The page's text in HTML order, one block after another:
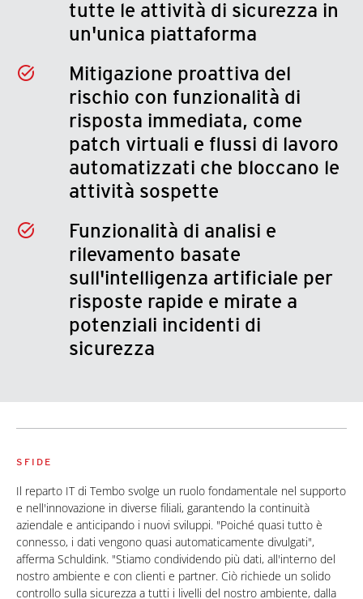
tutte le attività di sicurezza in
un'unica piattaforma
Mitigazione proattiva del
rischio con funzionalità di
risposta immediata, come
patch virtuali e flussi di lavoro
automatizzati che bloccano le
attività sospette
Funzionalità di analisi e
rilevamento basate
sull'intelligenza artificiale per
risposte rapide e mirate a
potenziali incidenti di
sicurezza
SFIDE
Il reparto IT di Tembo svolge un ruolo fondamentale nel supporto
e nell'innovazione in diverse filiali, garantendo la continuità
aziendale e anticipando i nuovi sviluppi. "Poiché quasi tutto è
connesso, i dati vengono quasi automaticamente divulgati",
afferma Schuldink. "Stiamo condividendo più dati, all'interno del
nostro ambiente e con clienti e partner. Ciò richiede un solido
controllo sulla sicurezza a tutti i livelli del nostro ambiente, dalla